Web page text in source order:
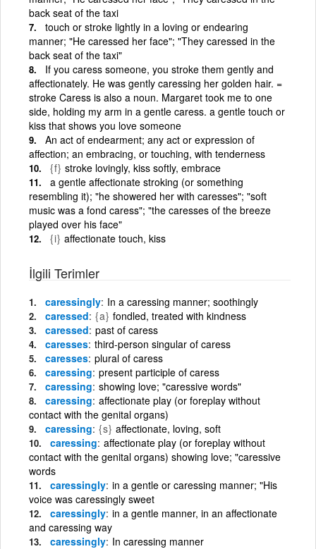
back seat of the taxi
touch or stroke lightly in a loving or endearing
manner; "He caressed her face"; "They caressed in the
back seat of the taxi"
If you caress someone, you stroke them gently and
affectionately. He was gently caressing her golden hair. =
stroke Caress is also a noun. Margaret took me to one
side, holding my arm in a gentle caress. a gentle touch or
kiss that shows you love someone
An act of endearment; any act or expression of
affection; an embracing, or touching, with tenderness
{f} stroke lovingly, kiss softly, embrace
a gentle affectionate stroking (or something
resembling it); "he showered her with caresses"; "soft
music was a fond caress"; "the caresses of the breeze
played over his face"
{i} affectionate touch, kiss
İlgili Terimler
caressingly In a caressing manner; soothingly
caressed {a} fondled, treated with kindness
caressed past of caress
caresses third-person singular of caress
caresses plural of caress
caressing present participle of caress
caressing showing love; "caressive words"
caressing affectionate play (or foreplay without
contact with the genital organs)
caressing {s} affectionate, loving, soft
caressing affectionate play (or foreplay without
contact with the genital organs) showing love; "caressive
words
caressingly in a gentle or caressing manner; "His
voice was caressingly sweet
caressingly in a gentle manner, in an affectionate
and caressing way
caressingly In caressing manner